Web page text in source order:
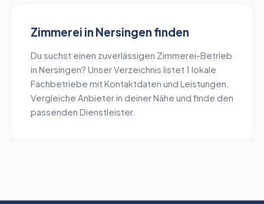
Zimmerei in Nersingen finden
Du suchst einen zuverlässigen Zimmerei-Betrieb
in Nersingen? Unser Verzeichnis listet 1 lokale
Fachbetriebe mit Kontaktdaten und Leistungen.
Vergleiche Anbieter in deiner Nähe und finde den
passenden Dienstleister.